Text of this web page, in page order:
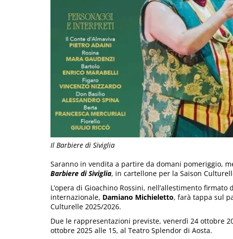
Il Barbiere di Siviglia
Saranno in vendita a partire da domani pomeriggio,
Barbiere di Siviglia, in cartellone per la Saison
L’opera di Gioachino Rossini, nell’allestimento
internazionale, Damiano Michieletto, farà tappa sul
Culturelle 2025/2026.
Due le rappresentazioni previste, venerdì 24 ottobre
ottobre 2025 alle 15, al Teatro Splendor di Aosta.